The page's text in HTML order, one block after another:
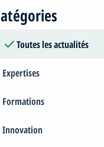
Toutes les actualités
Expertises
Formations
Innovation